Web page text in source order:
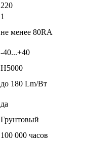
220
1
не менее 80RA
-40...+40
H5000
до 180 Lm/Вт
да
Грунтовый
100 000 часов